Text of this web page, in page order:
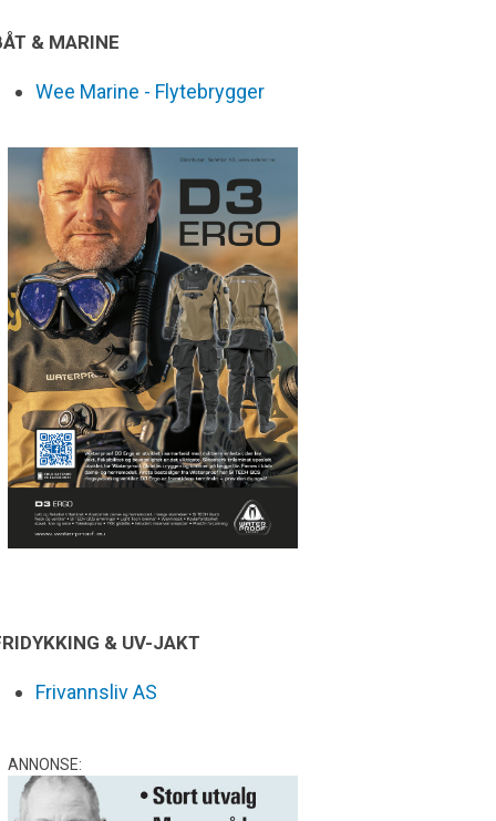
& MARINE
Wee Marine - Flytebrygger
& UV-JAKT
Frivannsliv AS
ANNONSE: